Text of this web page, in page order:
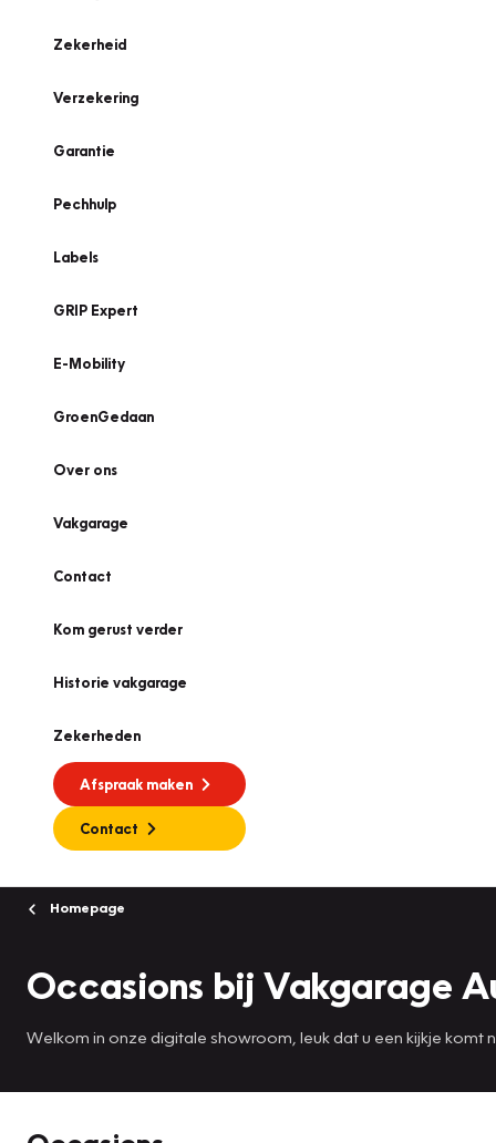
Zekerheid
Verzekering
Garantie
Pechhulp
Labels
GRIP Expert
E-Mobility
GroenGedaan
Over ons
Vakgarage
Contact
Kom gerust verder
Historie vakgarage
Zekerheden
Afspraak maken
Contact
Homepage
Occasions bij Vakgarage
Welkom in onze digitale showroom, leuk dat u een kijkje komt